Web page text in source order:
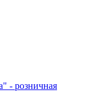
- розничная